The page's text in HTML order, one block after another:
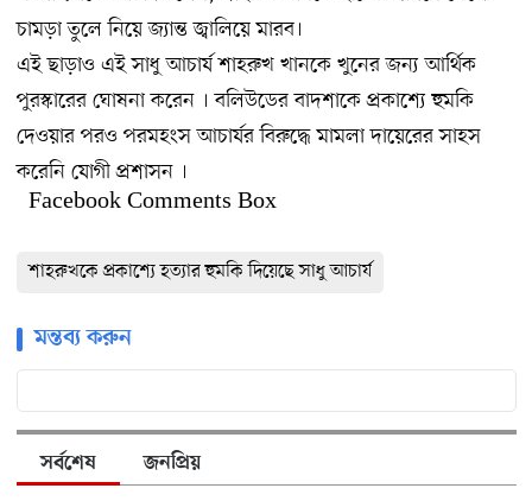
চামড়া তুলে নিয়ে জ্যান্ত জ্বালিয়ে মারব।
এই ছাড়াও এই সাধু আচার্য শাহরুখ খানকে খুনের জন্য আর্থিক
পুরস্কারের ঘোষনা করেন । বলিউডের বাদশাকে প্রকাশ্যে হুমকি
দেওয়ার পরও পরমহংস আচার্যর বিরুদ্ধে মামলা দায়েরের সাহস
করেনি যোগী প্রশাসন ।
Facebook Comments Box
শাহরুখকে প্রকাশ্যে হত্যার হুমকি দিয়েছে সাধু আচার্য
মন্তব্য করুন
সর্বশেষ জনপ্রিয়